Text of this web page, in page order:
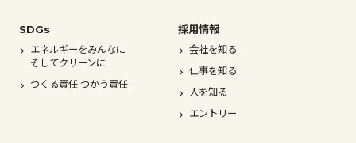
SDGs
エネルギーをみんなに
そしてクリーンに
つくる責任 つかう責任
採用情報
会社を知る
仕事を知る
人を知る
エントリー